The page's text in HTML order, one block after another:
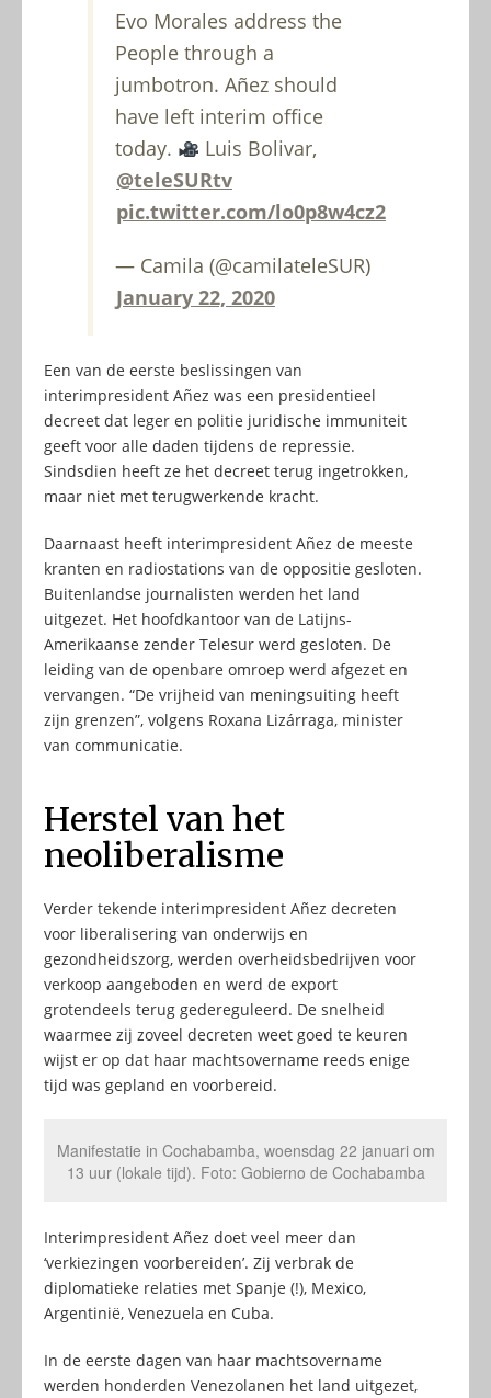
Evo Morales address the
People through a
jumbotron. Añez should
have left interim office
today.
Luis Bolivar,
@teleSURtv
pic.twitter.com/lo0p8w4cz2
— Camila (@camilateleSUR)
January 22, 2020
Een van de eerste beslissingen van
interimpresident Añez was een presidentieel
decreet dat leger en politie juridische immuniteit
geeft voor alle daden tijdens de repressie.
Sindsdien heeft ze het decreet terug ingetrokken,
maar niet met terugwerkende kracht.
Daarnaast heeft interimpresident Añez de meeste
kranten en radiostations van de oppositie gesloten.
Buitenlandse journalisten werden het land
uitgezet. Het hoofdkantoor van de Latijns-
Amerikaanse zender Telesur werd gesloten. De
leiding van de openbare omroep werd afgezet en
vervangen. “De vrijheid van meningsuiting heeft
zijn grenzen”, volgens Roxana Lizárraga, minister
van communicatie.
Herstel van het
neoliberalisme
Verder tekende interimpresident Añez decreten
voor liberalisering van onderwijs en
gezondheidszorg, werden overheidsbedrijven voor
verkoop aangeboden en werd de export
grotendeels terug gedereguleerd. De snelheid
waarmee zij zoveel decreten weet goed te keuren
wijst er op dat haar machtsovername reeds enige
tijd was gepland en voorbereid.
Manifestatie in Cochabamba, woensdag 22 januari om
13 uur (lokale tijd). Foto: Gobierno de Cochabamba
Interimpresident Añez doet veel meer dan
‘verkiezingen voorbereiden’. Zij verbrak de
diplomatieke relaties met Spanje (!), Mexico,
Argentinië, Venezuela en Cuba.
In de eerste dagen van haar machtsovername
werden honderden Venezolanen het land uitgezet,